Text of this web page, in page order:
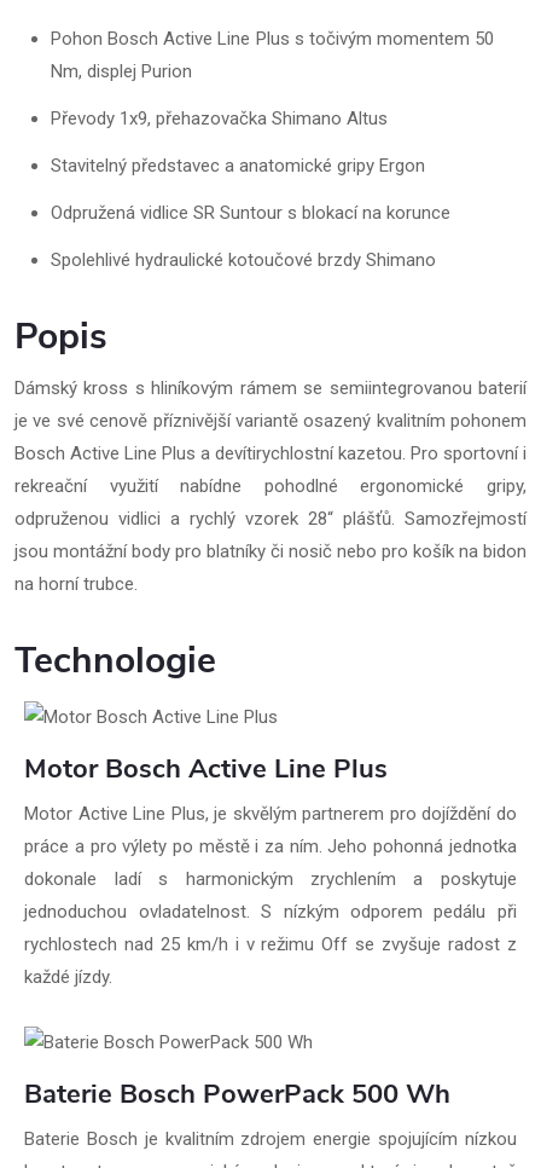
Pohon Bosch Active Line Plus s točivým momentem 50
Nm, displej Purion
Převody 1x9, přehazovačka Shimano Altus
Stavitelný představec a anatomické gripy Ergon
Odpružená vidlice SR Suntour s blokací na korunce
Spolehlivé hydraulické kotoučové brzdy Shimano
Popis
Dámský kross s hliníkovým rámem se semiintegrovanou baterií
je ve své cenově příznivější variantě osazený kvalitním pohonem
Bosch Active Line Plus a devítirychlostní kazetou. Pro sportovní i
rekreační využití nabídne pohodlné ergonomické gripy,
odpruženou vidlici a rychlý vzorek 28“ plášťů. Samozřejmostí
jsou montážní body pro blatníky či nosič nebo pro košík na bidon
na horní trubce.
Technologie
Motor Bosch Active Line Plus
Motor Active Line Plus, je skvělým partnerem pro dojíždění do
práce a pro výlety po městě i za ním. Jeho pohonná jednotka
dokonale ladí s harmonickým zrychlením a poskytuje
jednoduchou ovladatelnost. S nízkým odporem pedálu při
rychlostech nad 25 km/h i v režimu Off se zvyšuje radost z
každé jízdy.
Baterie Bosch PowerPack 500 Wh
Baterie Bosch je kvalitním zdrojem energie spojujícím nízkou